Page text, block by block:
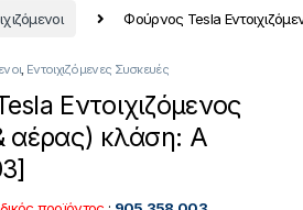
Φούρνος Tesla
Εντοιχιζόμενες Συσκευές
Εντοιχιζόμενος
αέρας) κλάση: A